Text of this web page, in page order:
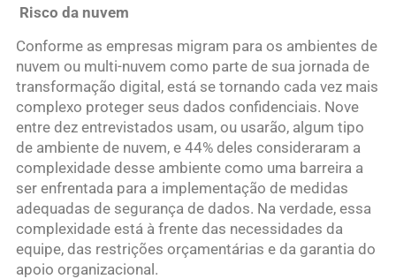
Risco da nuvem
Conforme as empresas migram para os ambientes de
nuvem ou multi-nuvem como parte de sua jornada de
transformação digital, está se tornando cada vez mais
complexo proteger seus dados confidenciais. Nove
entre dez entrevistados usam, ou usarão, algum tipo
de ambiente de nuvem, e 44% deles consideraram a
complexidade desse ambiente como uma barreira a
ser enfrentada para a implementação de medidas
adequadas de segurança de dados. Na verdade, essa
complexidade está à frente das necessidades da
equipe, das restrições orçamentárias e da garantia do
apoio organizacional.